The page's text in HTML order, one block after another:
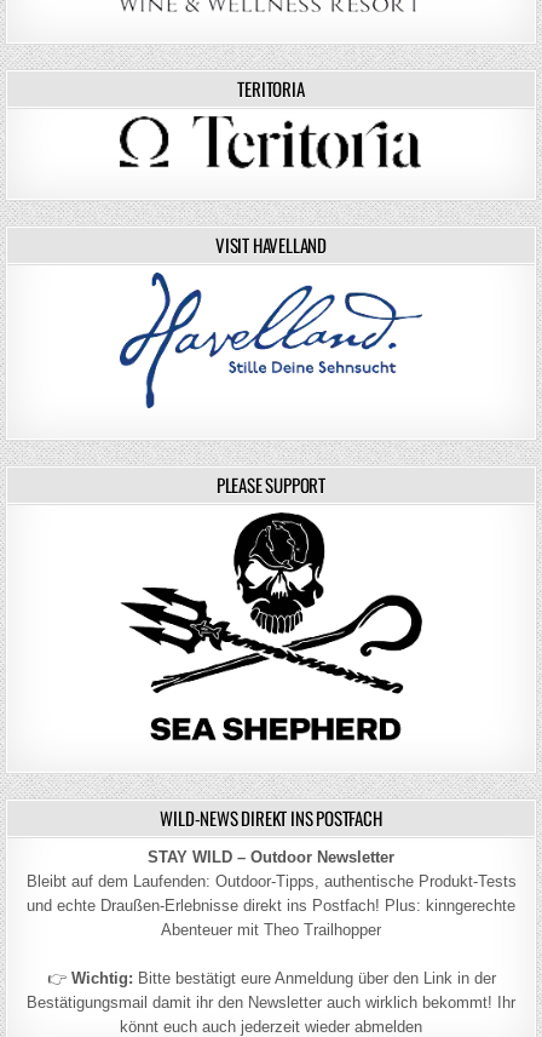
TERITORIA
VISIT HAVELLAND
PLEASE SUPPORT
WILD-NEWS DIREKT INS POSTFACH
STAY WILD – Outdoor Newsletter
Bleibt auf dem Laufenden: Outdoor-Tipps, authentische Produkt-Tests
und echte Draußen-Erlebnisse direkt ins Postfach! Plus: kinngerechte
Abenteuer mit Theo Trailhopper
👉 Wichtig: Bitte bestätigt eure Anmeldung über den Link in der
Bestätigungsmail damit ihr den Newsletter auch wirklich bekommt! Ihr
könnt euch auch jederzeit wieder abmelden